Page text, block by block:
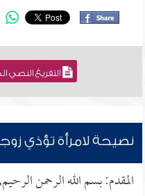
التفريغ النصي
نصيحة لامرأة تؤذي
المقدم: بسم الله الرحمن